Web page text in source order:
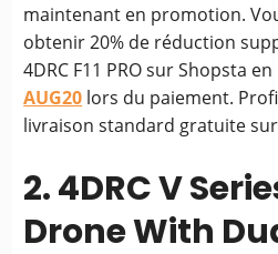
maintenant en promotion.
obtenir 20% de réduction
4DRC F11 PRO sur Shopsta
AUG20 lors du paiement.
livraison standard gratuite
2. 4DRC V
Drone With